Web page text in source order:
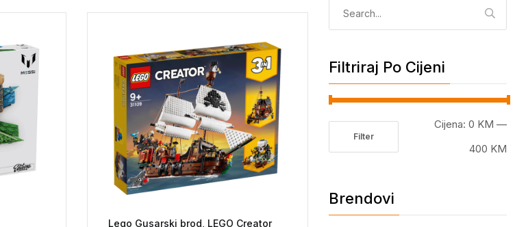
Lego Gusarski brod, LEGO Creator
Filtriraj Po Cijeni
Filter
Cijena: 0 KM —
400 KM
Brendovi